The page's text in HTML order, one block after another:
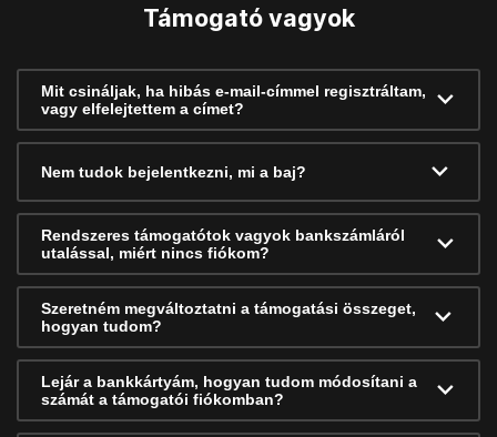
Támogató vagyok
Mit csináljak, ha hibás e-mail-címmel regisztráltam,
vagy elfelejtettem a címet?
Nem tudok bejelentkezni, mi a baj?
Rendszeres támogatótok vagyok bankszámláról
utalással, miért nincs fiókom?
Szeretném megváltoztatni a támogatási összeget,
hogyan tudom?
Lejár a bankkártyám, hogyan tudom módosítani a
számát a támogatói fiókomban?